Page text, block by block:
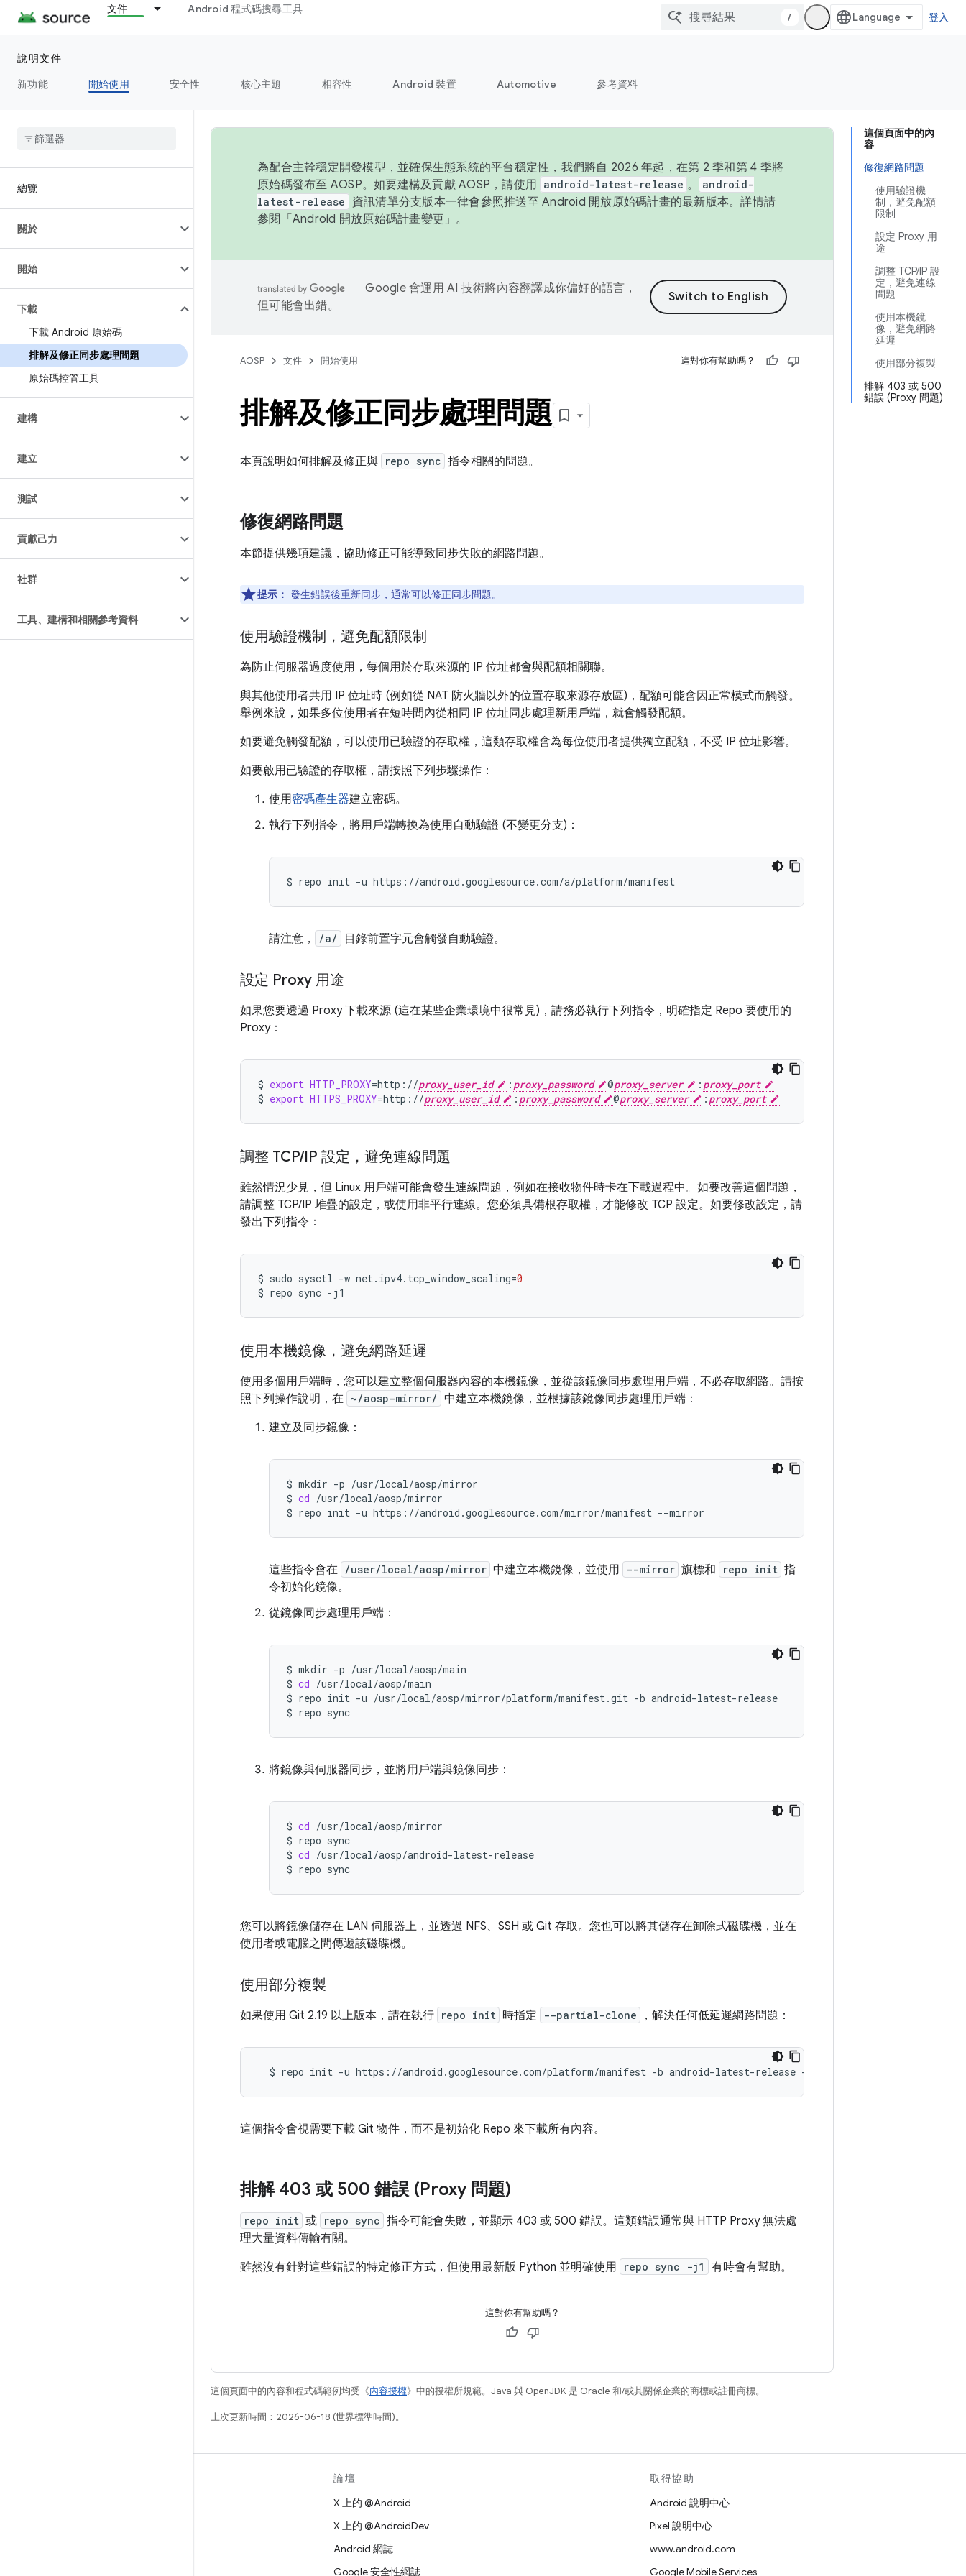
文件 Android 程式碼搜尋工具
/ 登入
說明文件
新功能
開始使用 安全性 核心主題 相容性 Android 裝置 Automotive 參考資料
總覽
關於
開始
下載
下載 Android 原始碼
排解及修正同步處理問題
原始碼控管工具
建構
建立
測試
貢獻己力
社群
工具、建構和相關參考資料
這個頁面中的內
容
修復網路問題
使用驗證機
制，避免配額
限制
設定 Proxy 用
途
調整 TCP/IP 設
定，避免連線
問題
使用本機鏡
像，避免網路
延遲
使用部分複製
排解 403 或 500
錯誤 (Proxy 問題)
為配合主幹穩定開發模型，並確保生態系統的平台穩定性，我們將自 2026 年起，在第 2 季和第 4 季將
原始碼發布至 AOSP。如要建構及貢獻 AOSP，請使用 android-latest-release 。
android-
latest-release
資訊清單分支版本一律會參照推送至 Android 開放原始碼計畫的最新版本。詳情請
參閱「 Android 開放原始碼計畫變更 」。
Google 會運用 AI 技術將內容翻譯成你偏好的語言，
但可能會出錯。
AOSP 文件 開始使用 這對你有幫助嗎？
排解及修正同步處理問題
本頁說明如何排解及修正與 repo sync 指令相關的問題。
修復網路問題
本節提供幾項建議，協助修正可能導致同步失敗的網路問題。
提示： 發生錯誤後重新同步，通常可以修正同步問題。
使用驗證機制，避免配額限制
為防止伺服器過度使用，每個用於存取來源的 IP 位址都會與配額相關聯。
與其他使用者共用 IP 位址時 (例如從 NAT 防火牆以外的位置存取來源存放區)，配額可能會因正常模式而觸發。
舉例來說，如果多位使用者在短時間內從相同 IP 位址同步處理新用戶端，就會觸發配額。
如要避免觸發配額，可以使用已驗證的存取權，這類存取權會為每位使用者提供獨立配額，不受 IP 位址影響。
如要啟用已驗證的存取權，請按照下列步驟操作：
使用密碼產生器建立密碼。
執行下列指令，將用戶端轉換為使用自動驗證 (不變更分支)：
$ repo init -u
請注意， /a/ 目錄前置字元會觸發自動驗證。
設定 Proxy 用途
如果您要透過 Proxy 下載來源 (這在某些企業環境中很常見)，請務必執行下列指令，明確指定 Repo 要使用的
Proxy：
$ export HTTP_PROXY=http://proxy_user_id : proxy_password @proxy_server : proxy_port
$ export HTTPS_PROXY=http://proxy_user_id : proxy_password @proxy_server : proxy_port
調整 TCP/IP 設定，避免連線問題
雖然情況少見，但 Linux 用戶端可能會發生連線問題，例如在接收物件時卡在下載過程中。如要改善這個問題，
請調整 TCP/IP 堆疊的設定，或使用非平行連線。您必須具備根存取權，才能修改 TCP 設定。如要修改設定，請
發出下列指令：
$ sudo sysctl -w net.ipv4.tcp_window_scaling=0
$ repo sync
使用本機鏡像，避免網路延遲
使用多個用戶端時，您可以建立整個伺服器內容的本機鏡像，並從該鏡像同步處理用戶端，不必存取網路。請按
照下列操作說明，在 ~/aosp-mirror/ 中建立本機鏡像，並根據該鏡像同步處理用戶端：
建立及同步鏡像：
$ mkdir -p /usr/local/aosp/mirror
$ cd /usr/local/aosp/mirror
$ repo init -u https://android.googlesource.com/mirror/manifest
這些指令會在 /user/local/aosp/mirror 中建立本機鏡像，並使用 --mirror 旗標和 repo init 指
令初始化鏡像。
從鏡像同步處理用戶端：
$ mkdir -p /usr/local/aosp/main
$ cd /usr/local/aosp/main
$ repo init -u /usr/local/aosp/mirror/platform/manifest.git -b android-latest-release
$ repo
將鏡像與伺服器同步，並將用戶端與鏡像同步：
$ cd /usr/local/aosp/mirror
$ repo sync
$ cd /usr/local/aosp/android-latest-release
$ repo
您可以將鏡像儲存在 LAN 伺服器上，並透過 NFS、SSH 或 Git 存取。您也可以將其儲存在卸除式磁碟機，並在
使用者或電腦之間傳遞該磁碟機。
使用部分複製
如果使用 Git 2.19 以上版本，請在執行 repo init 時指定 --partial-clone ，解決任何低延遲網路問題：
$ repo init -u https://android.googlesource.com/platform/manifest -b android-latest-release --partial-clone
這個指令會視需要下載 Git 物件，而不是初始化 Repo 來下載所有內容。
排解 403 或 500 錯誤 (Proxy 問題)
repo init 或 repo sync 指令可能會失敗，並顯示 403 或 500 錯誤。這類錯誤通常與 HTTP Proxy 無法處
理大量資料傳輸有關。
雖然沒有針對這些錯誤的特定修正方式，但使用最新版 Python 並明確使用
repo sync -j1 有時會有幫助。
這對你有幫助嗎？
這個頁面中的內容和程式碼範例均受《內容授權》中的授權所規範。Java 與 OpenJDK 是 Oracle 和/或其關係企業的商標或註冊商標。
上次更新時間：2026-06-18 (世界標準時間)。
論壇
X 上的 @Android
X 上的 @AndroidDev
Android 網誌
Google 安全性網誌
取得協助
Android 說明中心
Pixel 說明中心
www.android.com
Google Mobile Services